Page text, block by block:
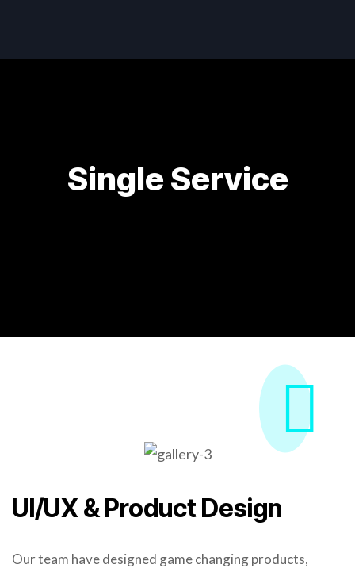
Single Service
UI/UX & Product Design
Our team have designed game changing products,